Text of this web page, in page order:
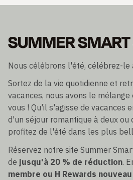
SUMMER
Nous célébrons l'été, célébrez-le
Sortez de la vie quotidienne et
vacances, nous avons le
vous ! Qu'il s'agisse de vacances
d'un séjour romantique à deux ou
profitez de l'été dans les plus
Réservez notre site Summer
de jusqu'à 20 % de réduction.
membre ou H Rewards